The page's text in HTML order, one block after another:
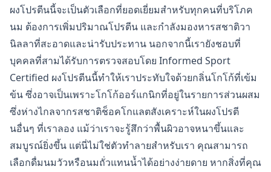
ผงโปรตีนนี้จะเป็นตัวเลือกที่ยอดเยี่ยมสำหรับทุกคนที่บริโภค
นม ต้องการเพิ่มปริมาณโปรตีน และกำลังมองหารสชาติวา
นิลลาที่สะอาดและน่ารับประทาน นอกจากนี้เรายังชอบที่
บุคคลที่สามได้รับการตรวจสอบโดย Informed Sport
Certified ผงโปรตีนนี้ทำให้เราประทับใจด้วยกลิ่นโกโก้ที่เข้ม
ข้น ซึ่งอาจเป็นเพราะโกโก้ออร์แกนิกที่อยู่ในรายการส่วนผสม
ซึ่งห่างไกลจากรสชาติช็อคโกแลตสังเคราะห์ในผงโปรตี
นอื่นๆ ที่เราลอง แม้ว่าเราจะรู้สึกว่าพื้นผิวอาจหนาขึ้นและ
สมบูรณ์ยิ่งขึ้น แต่นี่ไม่ใช่ตัวทำลายสำหรับเรา คุณสามารถ
เลือกดื่มนมวัวหรือนมถั่วแทนน้ำได้อย่างง่ายดาย หากสิ่งที่คุณ